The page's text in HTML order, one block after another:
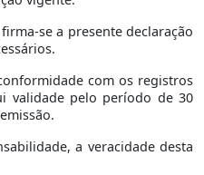
se a presente declaração
com os registros
validade pelo período de 30
a veracidade desta